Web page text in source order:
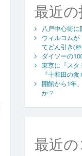
最近
八戸中心街に
ウィルコム
てどん引き(
ダイソーの
東京に『スタ
『十和田の
開館から1年
か？
最近